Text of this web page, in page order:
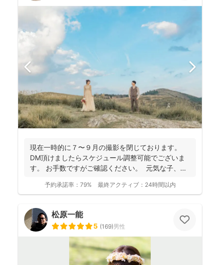
現在一時的に７〜９月の撮影を閉じております。
DM頂けましたらスケジュール調整可能でございま
す。 お手数ですがご確認ください。 元気な子、人
予約承諾率： 79% 最終アクティブ： 24時間以内
松原一能
5 (169)男性